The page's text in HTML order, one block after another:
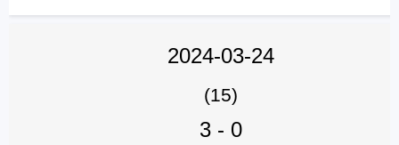
2024-03-24
(15)
3- 0